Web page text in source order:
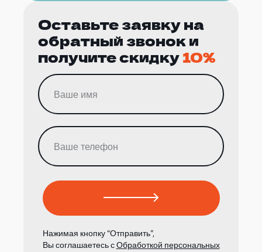
Оставьте заявку на
обратный звонок и
получите скидку10%
Нажимая кнопку “Отправить”,
Вы соглашаетесь сОбработкой персональных